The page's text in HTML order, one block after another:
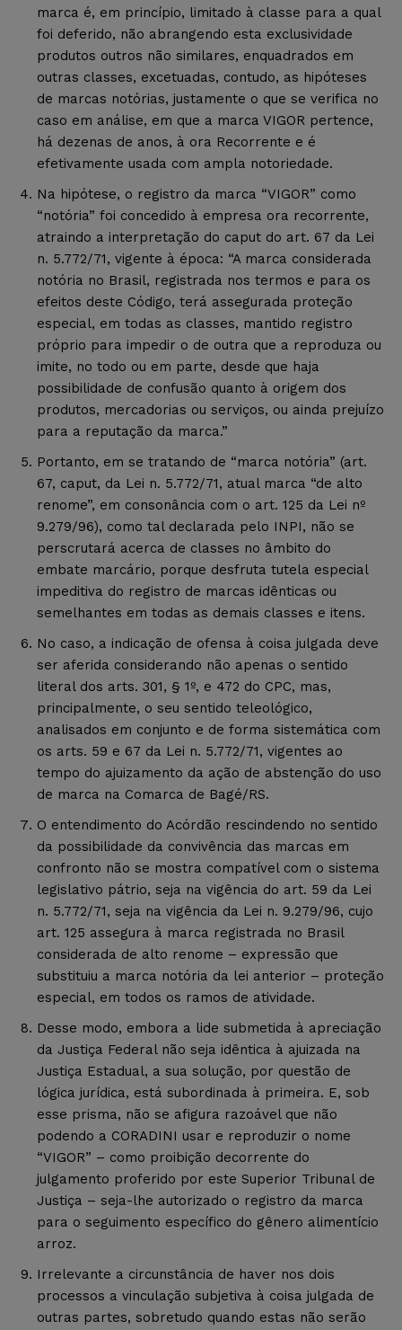
marca é, em princípio, limitado à classe para a qual
foi deferido, não abrangendo esta exclusividade
produtos outros não similares, enquadrados em
outras classes, excetuadas, contudo, as hipóteses
de marcas notórias, justamente o que se verifica no
caso em análise, em que a marca VIGOR pertence,
há dezenas de anos, à ora Recorrente e é
efetivamente usada com ampla notoriedade.
Na hipótese, o registro da marca “VIGOR” como
“notória” foi concedido à empresa ora recorrente,
atraindo a interpretação do caput do art. 67 da Lei
n. 5.772/71, vigente à época: “A marca considerada
notória no Brasil, registrada nos termos e para os
efeitos deste Código, terá assegurada proteção
especial, em todas as classes, mantido registro
próprio para impedir o de outra que a reproduza ou
imite, no todo ou em parte, desde que haja
possibilidade de confusão quanto à origem dos
produtos, mercadorias ou serviços, ou ainda prejuízo
para a reputação da marca.”
Portanto, em se tratando de “marca notória” (art.
67, caput, da Lei n. 5.772/71, atual marca “de alto
renome”, em consonância com o art. 125 da Lei nº
9.279/96), como tal declarada pelo INPI, não se
perscrutará acerca de classes no âmbito do
embate marcário, porque desfruta tutela especial
impeditiva do registro de marcas idênticas ou
semelhantes em todas as demais classes e itens.
No caso, a indicação de ofensa à coisa julgada deve
ser aferida considerando não apenas o sentido
literal dos arts. 301, § 1º, e 472 do CPC, mas,
principalmente, o seu sentido teleológico,
analisados em conjunto e de forma sistemática com
os arts. 59 e 67 da Lei n. 5.772/71, vigentes ao
tempo do ajuizamento da ação de abstenção do uso
de marca na Comarca de Bagé/RS.
O entendimento do Acórdão rescindendo no sentido
da possibilidade da convivência das marcas em
confronto não se mostra compatível com o sistema
legislativo pátrio, seja na vigência do art. 59 da Lei
n. 5.772/71, seja na vigência da Lei n. 9.279/96, cujo
art. 125 assegura à marca registrada no Brasil
considerada de alto renome – expressão que
substituiu a marca notória da lei anterior – proteção
especial, em todos os ramos de atividade.
Desse modo, embora a lide submetida à apreciação
da Justiça Federal não seja idêntica à ajuizada na
Justiça Estadual, a sua solução, por questão de
lógica jurídica, está subordinada à primeira. E, sob
esse prisma, não se afigura razoável que não
podendo a CORADINI usar e reproduzir o nome
“VIGOR” – como proibição decorrente do
julgamento proferido por este Superior Tribunal de
Justiça – seja-lhe autorizado o registro da marca
para o seguimento específico do gênero alimentício
arroz.
Irrelevante a circunstância de haver nos dois
processos a vinculação subjetiva à coisa julgada de
outras partes, sobretudo quando estas não serão